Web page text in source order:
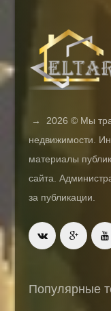
→ 2026 © Мы
недвижимости.
материалы
сайта.
за публикации.
Популярные